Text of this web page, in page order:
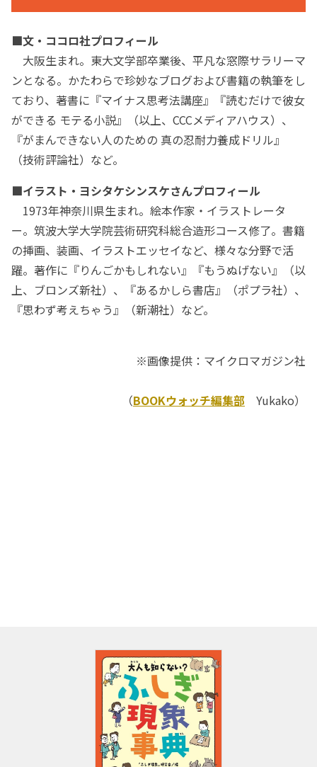
■文・ココロ社プロフィール
大阪生まれ。東大文学部卒業後、平凡な窓際サラリーマ
ンとなる。かたわらで珍妙なブログおよび書籍の執筆をし
ており、著書に『マイナス思考法講座』『読むだけで彼女
ができる モテる小説』（以上、CCCメディアハウス）、
『がまんできない人のための 真の忍耐力養成ドリル』
（技術評論社）など。
■イラスト・ヨシタケシンスケさんプロフィール
1973年神奈川県生まれ。絵本作家・イラストレータ
ー。筑波大学大学院芸術研究科総合造形コース修了。書籍
の挿画、装画、イラストエッセイなど、様々な分野で活
躍。著作に『りんごかもしれない』『もうぬげない』（以
上、ブロンズ新社）、『あるかしら書店』（ポプラ社）、
『思わず考えちゃう』（新潮社）など。
※画像提供：マイクロマガジン社
（BOOKウォッチ編集部 Yukako）